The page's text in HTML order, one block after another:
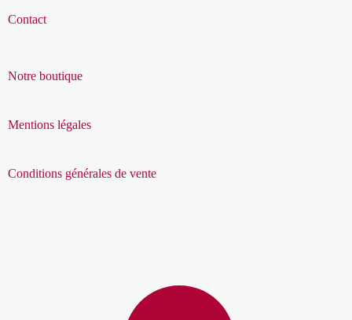
Contact
Notre boutique
Mentions légales
Conditions générales de vente